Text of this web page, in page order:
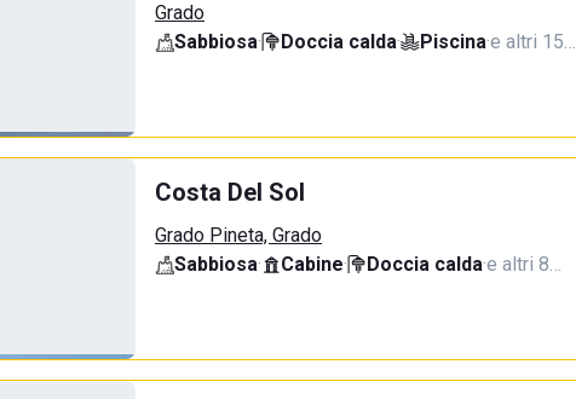
Grado
Sabbiosa· Doccia calda· Piscina·e altri 15…
Costa Del Sol
Grado Pineta, Grado
Sabbiosa· Cabine· Doccia calda·e altri 8…